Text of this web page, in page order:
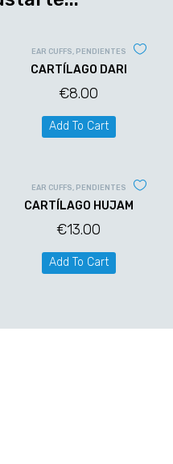
EAR CUFFS, PENDIENTES
CARTÍLAGO DARI
€8.00
Add To Cart
EAR CUFFS, PENDIENTES
CARTÍLAGO HUJAM
€13.00
Add To Cart